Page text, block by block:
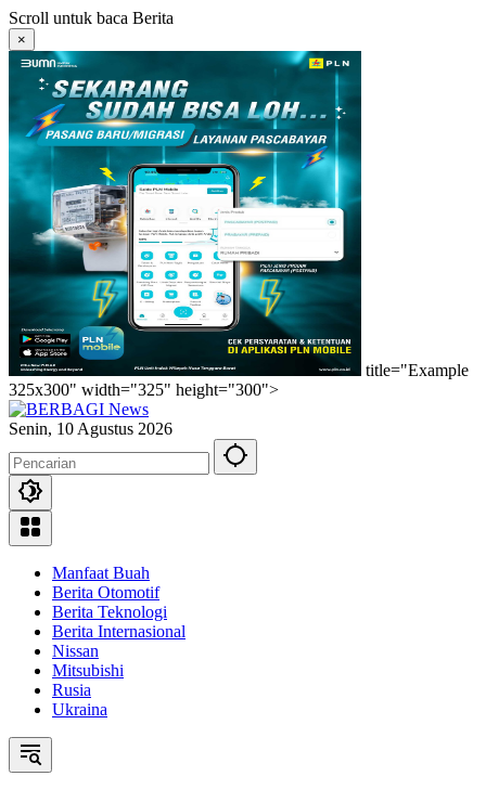
Langsung
ke
konten
Scroll untuk baca Berita
×
title="Example
325x300" width="325" height="300">
Senin, 10 Agustus 2026
Manfaat Buah
Berita Otomotif
Berita Teknologi
Berita Internasional
Nissan
Mitsubishi
Rusia
Ukraina